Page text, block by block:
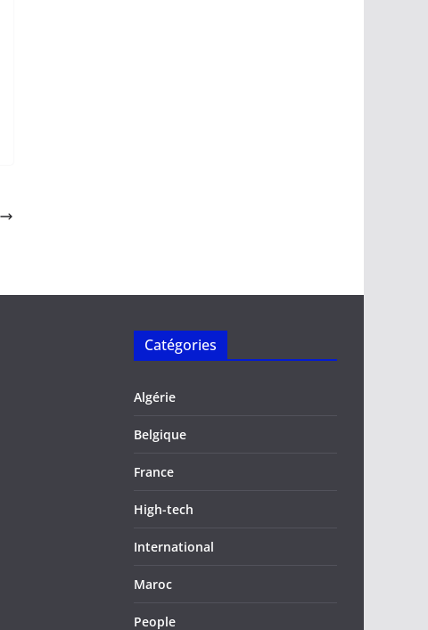
Catégories
Algérie
Belgique
France
High-tech
International
Maroc
People